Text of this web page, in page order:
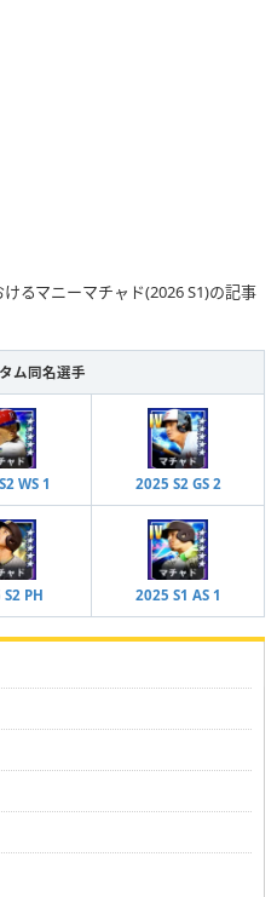
るマニーマチャド(2026 S1)の記事
ム同名選手
WS 1 2025 S2 GS 2
PH 2025 S1 AS 1